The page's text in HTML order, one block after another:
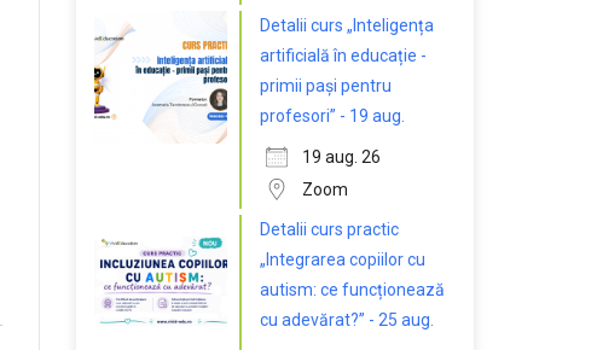
Detalii curs „Inteligența
artificială în educație -
primii pași pentru
profesori” - 19 aug.
19 aug. 26
Zoom
Detalii curs practic
„Integrarea copiilor cu
autism: ce funcționează
cu adevărat?” - 25 aug.